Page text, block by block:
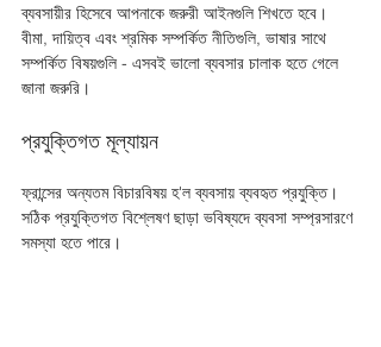
ব্যবসায়ীর হিসেবে আপনাকে জরুরী আইনগুলি শিখতে হবে।
বীমা, দায়িত্ব এবং শ্রমিক সম্পর্কিত নীতিগুলি, ভাষার সাথে
সম্পর্কিত বিষয়গুলি - এসবই ভালো ব্যবসার চালাক হতে গেলে
জানা জরুরি।
প্রযুক্তিগত মূল্যায়ন
ফ্রান্সের অন্যতম বিচারবিষয় হ'ল ব্যবসায় ব্যবহৃত প্রযুক্তি।
সঠিক প্রযুক্তিগত বিশ্লেষণ ছাড়া ভবিষ্যদে ব্যবসা সম্প্রসারণে
সমস্যা হতে পারে।